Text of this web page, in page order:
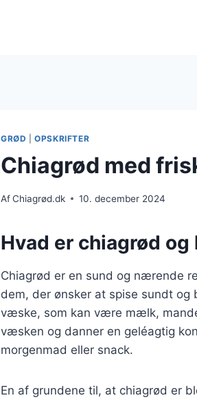
GRØD |OPSKRIFTER
Chiagrød med
AfChiagrød.dk 10. december 2024
Hvad er chiagrød
Chiagrød er en sund og nærende
dem, der ønsker at spise sundt og
væske, som kan være mælk,
væsken og danner en geléagtig
morgenmad eller snack.
En af grundene til, at chiagrød er